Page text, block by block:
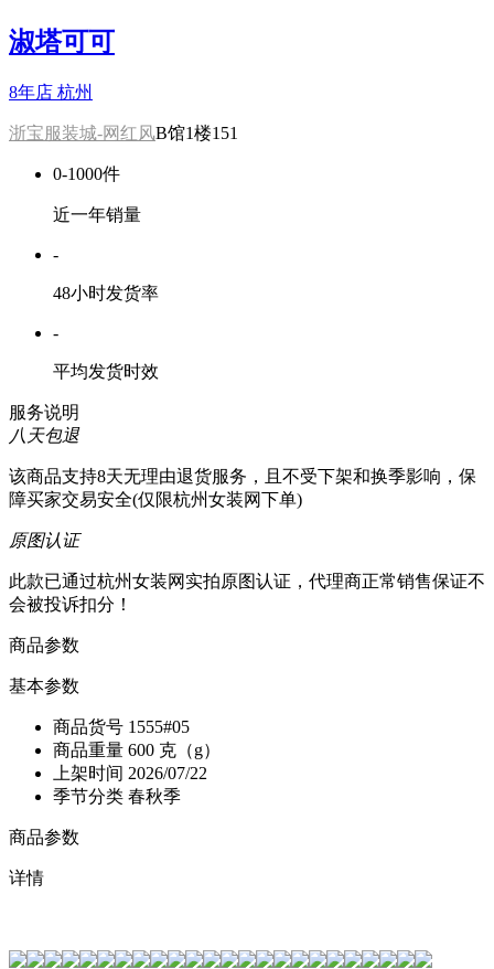
淑塔可可
8年店 杭州
浙宝服装城-网红风B馆1楼151
0-1000件
近一年销量
-
48小时发货率
-
平均发货时效
服务说明
八天包退
该商品支持8天无理由退货服务，且不受下架和换季影响，保
障买家交易安全(仅限杭州女装网下单)
原图认证
此款已通过杭州女装网实拍原图认证，代理商正常销售保证不
会被投诉扣分！
商品参数
基本参数
商品货号 1555#05
商品重量 600 克（g）
上架时间 2026/07/22
季节分类 春秋季
商品参数
详情